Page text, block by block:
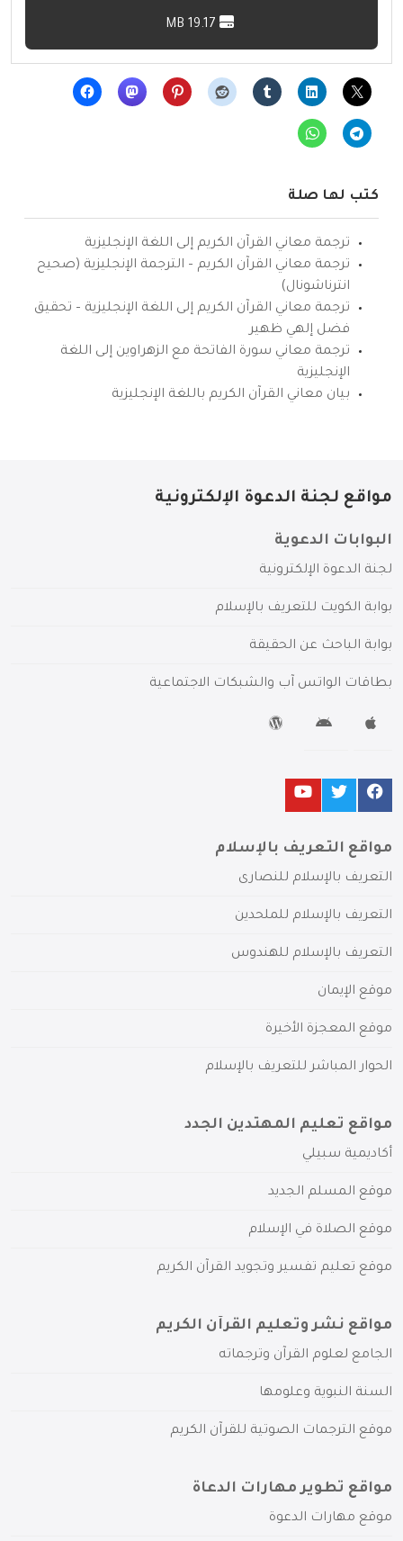
كتب لها صلة
ترجمة معاني القرآن الكريم إلى اللغة الإنجليزية
ترجمة معاني القرآن الكريم – الترجمة الإنجليزية (صحيح
انترناشونال)
ترجمة معاني القرآن الكريم إلى اللغة الإنجليزية – تحقيق
فضل إلهي ظهير
ترجمة معاني سورة الفاتحة مع الزهراوين إلى اللغة
الإنجليزية
بيان معاني القرآن الكريم باللغة الإنجليزية
مواقع لجنة الدعوة الإلكترونية
البوابات الدعوية
لجنة الدعوة الإلكترونية
بوابة الكويت للتعريف بالإسلام
بوابة الباحث عن الحقيقة
بطاقات الواتس آب والشبكات الاجتماعية
مواقع التعريف بالإسلام
التعريف بالإسلام للنصارى
التعريف بالإسلام للملحدين
التعريف بالإسلام للهندوس
موقع الإيمان
موقع المعجزة الأخيرة
الحوار المباشر للتعريف بالإسلام
مواقع تعليم المهتدين الجدد
أكاديمية سبيلي
موقع المسلم الجديد
موقع الصلاة في الإسلام
موقع تعليم تفسير وتجويد القرآن الكريم
مواقع نشر وتعليم القرآن الكريم
الجامع لعلوم القرآن وترجماته
السنة النبوية وعلومها
موقع الترجمات الصوتية للقرآن الكريم
مواقع تطوير مهارات الدعاة
موقع مهارات الدعوة